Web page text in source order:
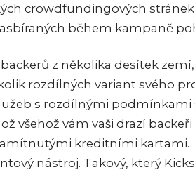
crowdfundingových
během kampaně
z několika desítek
rozdílných variant svého
s rozdílnými podmínkami
všehož vám vaši drazí
kreditními
nástroj. Takový, který